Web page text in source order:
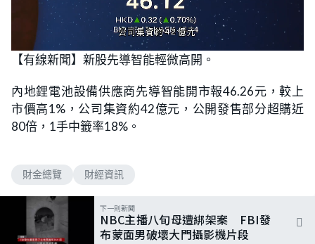
n
m
u
e
L
o
a
d
d
:
1
0
【有線新聞】新股先導智能輕微高開。
內地鋰電池設備供應商先導智能開市報46.26元，較上
市價高1%，公司集資約42億元，公開發售部分超購近
80倍，1手中籤率18%。
財金總覽 財經資訊
下一則新聞
NBC主播八旬母遭綁架案 FBI發
布蒙面男破壞大門攝影機片段